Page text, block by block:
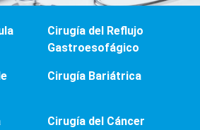
Cirugía del Reflujo
Gastroesofágico
Cirugía Bariátrica
Cirugía del Cáncer